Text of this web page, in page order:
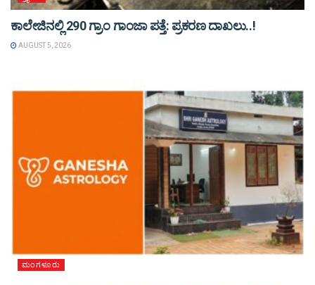
ಕಾಲೇಜಿನಲ್ಲಿ 290 ಗ್ರಾಂ ಗಾಂಜಾ ಪತ್ತೆ: ಪ್ರಕರಣ ದಾಖಲು..!
AUGUST 5, 2026
ಮಂಗಳೂರು